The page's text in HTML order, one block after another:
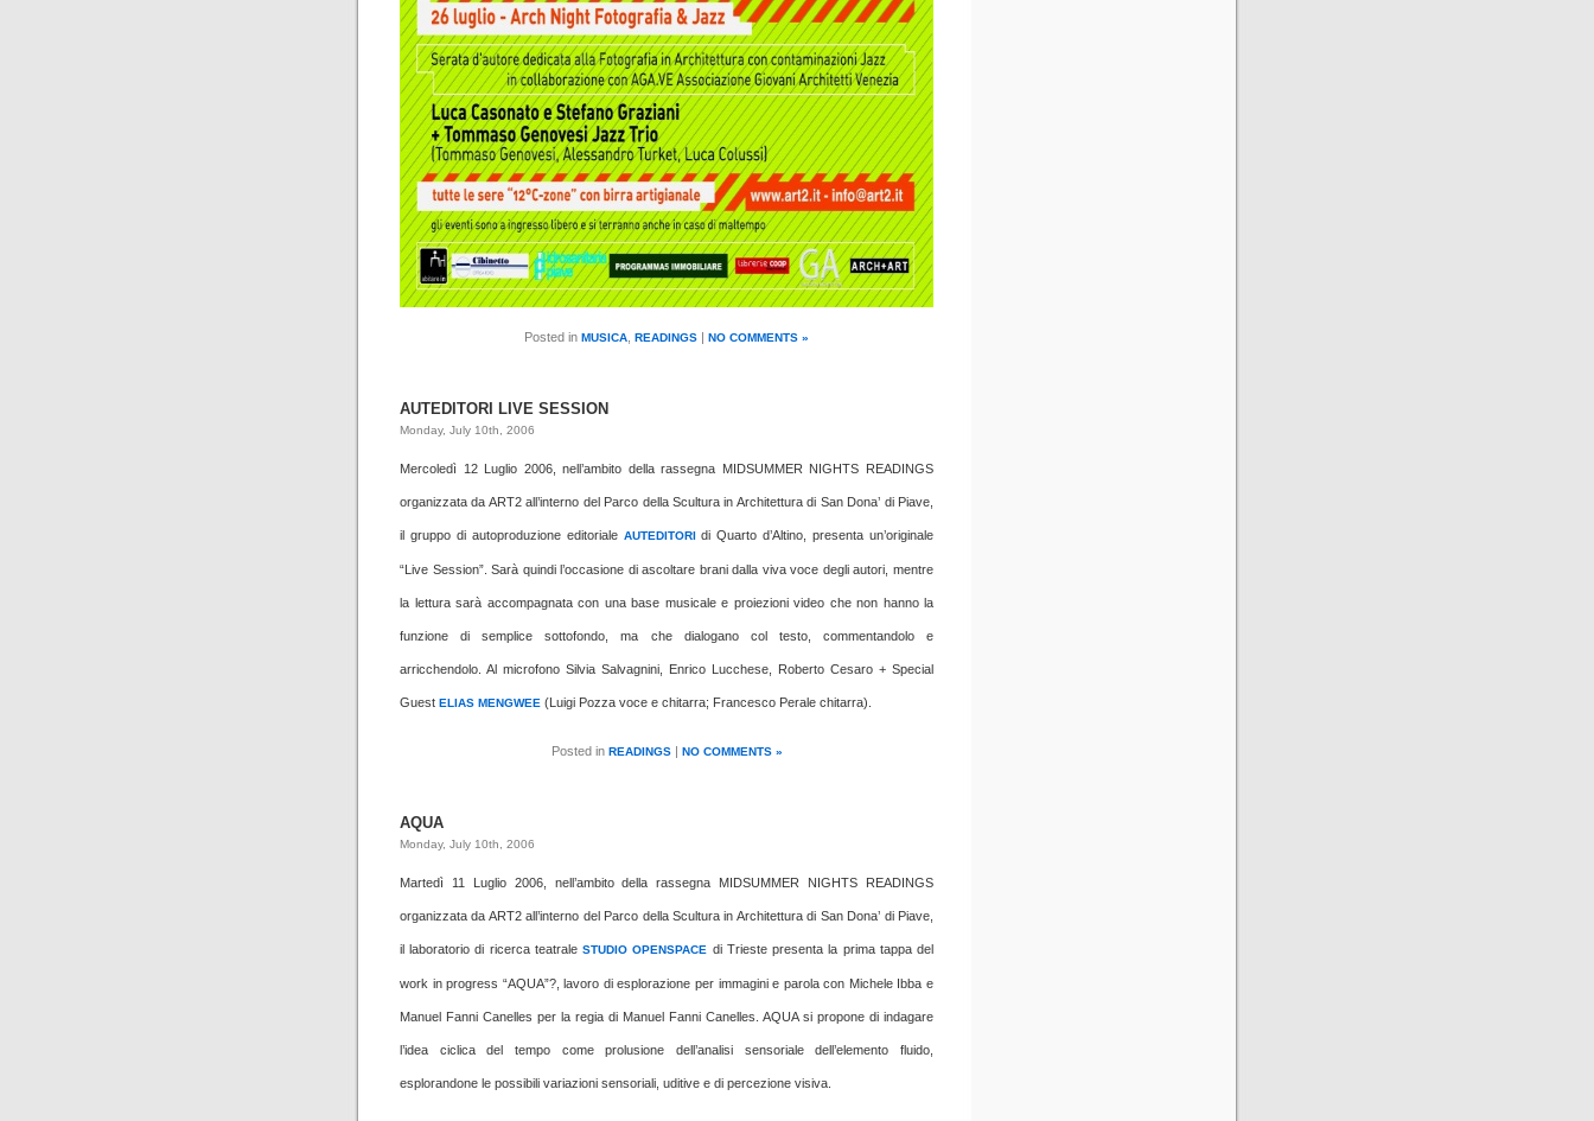
Posted in MUSICA READINGS NO COMMENTS »
AUTEDITORI LIVE SESSION
Monday, July 10th, 2006
Mercoledì 12 Luglio 2006, nell’ambito della rassegna MIDSUMMER NIGHTS READINGS
organizzata da ART2 all’interno del Parco della Scultura in Architettura di San Dona’ di Piave,
il gruppo di autoproduzione editoriale AUTEDITORIdi Quarto d’Altino, presenta un’originale
“Live Session”. Sarà quindi l’occasione di ascoltare brani dalla viva voce degli autori, mentre
la lettura sarà accompagnata con una base musicale e proiezioni video che non hanno la
funzione di semplice sottofondo, ma che dialogano col testo, commentandolo e
arricchendolo. Al microfono Silvia Salvagnini, Enrico Lucchese, Roberto Cesaro + Special
Guest ELIAS MENGWEE (Luigi Pozza voce e chitarra; Francesco Perale chitarra).
Posted in READINGS| NO COMMENTS »
AQUA
Monday, July 10th, 2006
Martedì 11 Luglio 2006, nell’ambito della rassegna MIDSUMMER NIGHTS READINGS
organizzata da ART2 all’interno del Parco della Scultura in Architettura di San Dona’ di Piave,
il laboratorio di ricerca teatraleSTUDIO OPENSPACE di Trieste presenta la prima tappa del
work in progress “AQUA”?, lavoro di esplorazione per immagini e parola con Michele Ibba e
Manuel Fanni Canelles per la regia di Manuel Fanni Canelles. AQUA si propone di indagare
l’idea ciclica del tempo come prolusione dell’analisi sensoriale dell’elemento fluido,
esplorandone le possibili variazioni sensoriali, uditive e di percezione visiva.